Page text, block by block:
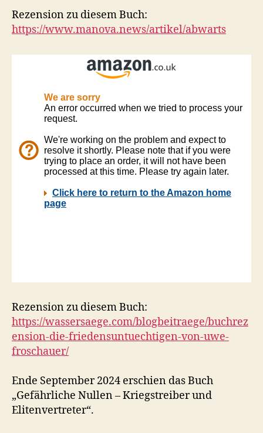
Rezension zu diesem Buch:
https://www.manova.news/artikel/abwarts
Rezension zu diesem Buch:
https://wassersaege.com/blogbeitraege/buchrez
ension-die-friedensuntuechtigen-von-uwe-
froschauer/
Ende September 2024 erschien das Buch
„Gefährliche Nullen – Kriegstreiber und
Elitenvertreter“.